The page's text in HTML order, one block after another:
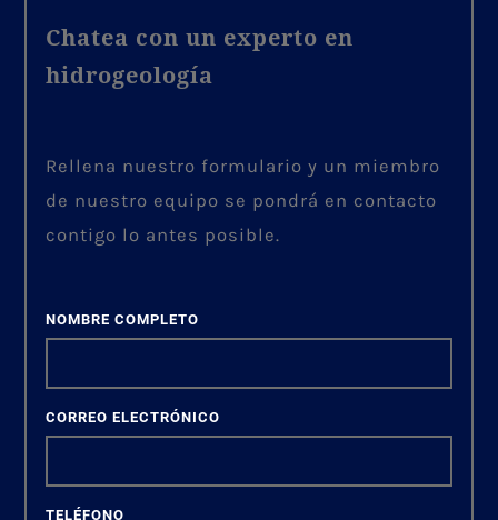
Chatea con un experto en
hidrogeología
Rellena nuestro formulario y un miembro
de nuestro equipo se pondrá en contacto
contigo lo antes posible.
NOMBRE COMPLETO
CORREO ELECTRÓNICO
TELÉFONO